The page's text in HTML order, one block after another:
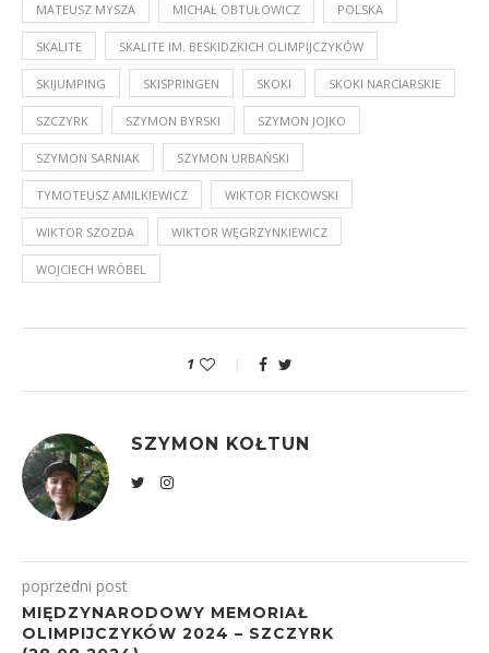
MATEUSZ MYSZA MICHAŁ OBTUŁOWICZ POLSKA
SKALITE SKALITE IM. BESKIDZKICH OLIMPIJCZYKÓW
SKIJUMPING SKISPRINGEN SKOKI SKOKI NARCIARSKIE
SZCZYRK SZYMON BYRSKI SZYMON JOJKO
SZYMON SARNIAK SZYMON URBAŃSKI
TYMOTEUSZ AMILKIEWICZ WIKTOR FICKOWSKI
WIKTOR SZOZDA WIKTOR WĘGRZYNKIEWICZ
WOJCIECH WRÓBEL
1
SZYMON KOŁTUN
poprzedni post
MIĘDZYNARODOWY MEMORIAŁ
OLIMPIJCZYKÓW 2024 – SZCZYRK